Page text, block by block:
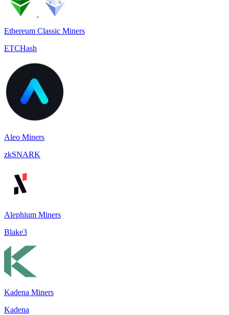
Ethereum Classic Miners
ETCHash
Aleo Miners
zkSNARK
Alephium Miners
Blake3
Kadena Miners
Kadena